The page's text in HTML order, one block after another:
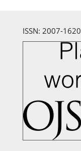
ISSN: 2007-1620